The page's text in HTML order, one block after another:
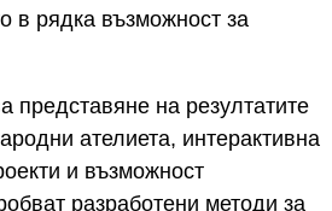
в рядка възможност за
представяне на резултатите
ателиета, интерактивна
и възможност
разработени методи за